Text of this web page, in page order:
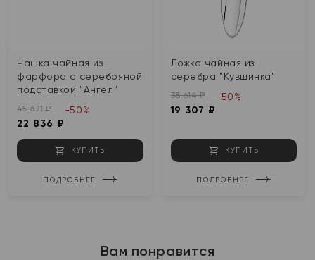
Чашка чайная из
фарфора с серебряной
подставкой "Ангел"
45 671 ₽
22 836 ₽
-50%
КУПИТЬ
ПОДРОБНЕЕ
Ложка чайная из
серебра "Кувшинка"
38 614 ₽
19 307 ₽
-50%
КУПИТЬ
ПОДРОБНЕЕ
Вам понравится